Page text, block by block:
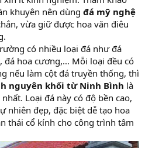
khuyên nên dùng đá mỹ nghệ
vừa giữ được hoa văn điêu
có nhiều loại đá như đá
đá hoa cương,… Mỗi loại đều có
nếu làm cột đá truyền thống, thì
nguyên khối từ Ninh Bình là
Loại đá này có độ bền cao,
nhiên đẹp, đặc biệt dễ tạo hoa
thái cổ kính cho công trình tâm